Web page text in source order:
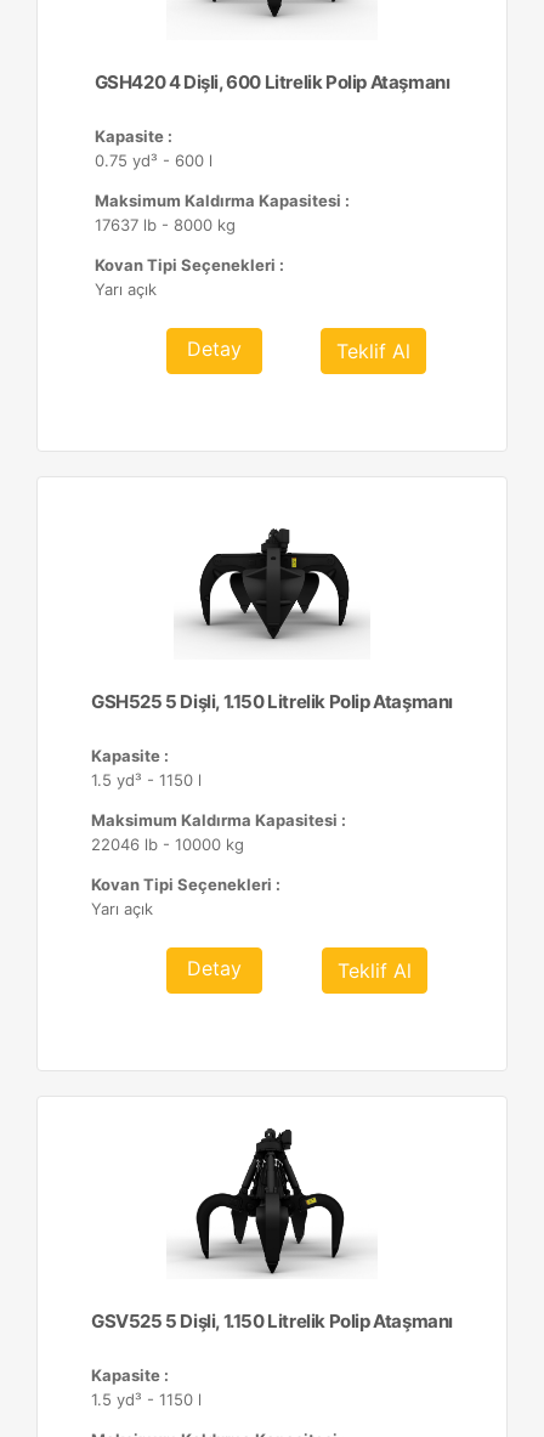
GSH420 4 Dişli, 600 Litrelik Polip Ataşmanı
Kapasite :
0.75 yd³ - 600 l
Maksimum Kaldırma Kapasitesi :
17637 lb - 8000 kg
Kovan Tipi Seçenekleri :
Yarı açık
Detay Teklif Al
GSH525 5 Dişli, 1.150 Litrelik Polip Ataşmanı
Kapasite :
1.5 yd³ - 1150 l
Maksimum Kaldırma Kapasitesi :
22046 lb - 10000 kg
Kovan Tipi Seçenekleri :
Yarı açık
Detay Teklif Al
GSV525 5 Dişli, 1.150 Litrelik Polip Ataşmanı
Kapasite :
1.5 yd³ - 1150 l